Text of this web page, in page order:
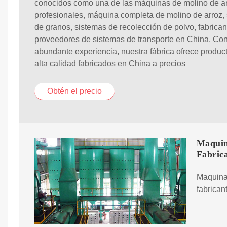
conocidos como una de las máquinas de molino de
profesionales, máquina completa de molino de arroz,
de granos, sistemas de recolección de polvo,
proveedores de sistemas de transporte en China.
abundante experiencia, nuestra fábrica ofrece
alta calidad fabricados en China a precios
Obtén el precio